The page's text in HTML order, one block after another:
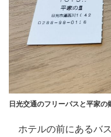
日光交通のフリーパスと平家の
ホテルの前にあるバ